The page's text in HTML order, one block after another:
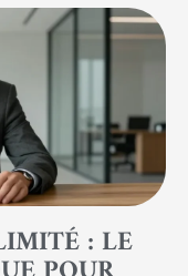
: LE